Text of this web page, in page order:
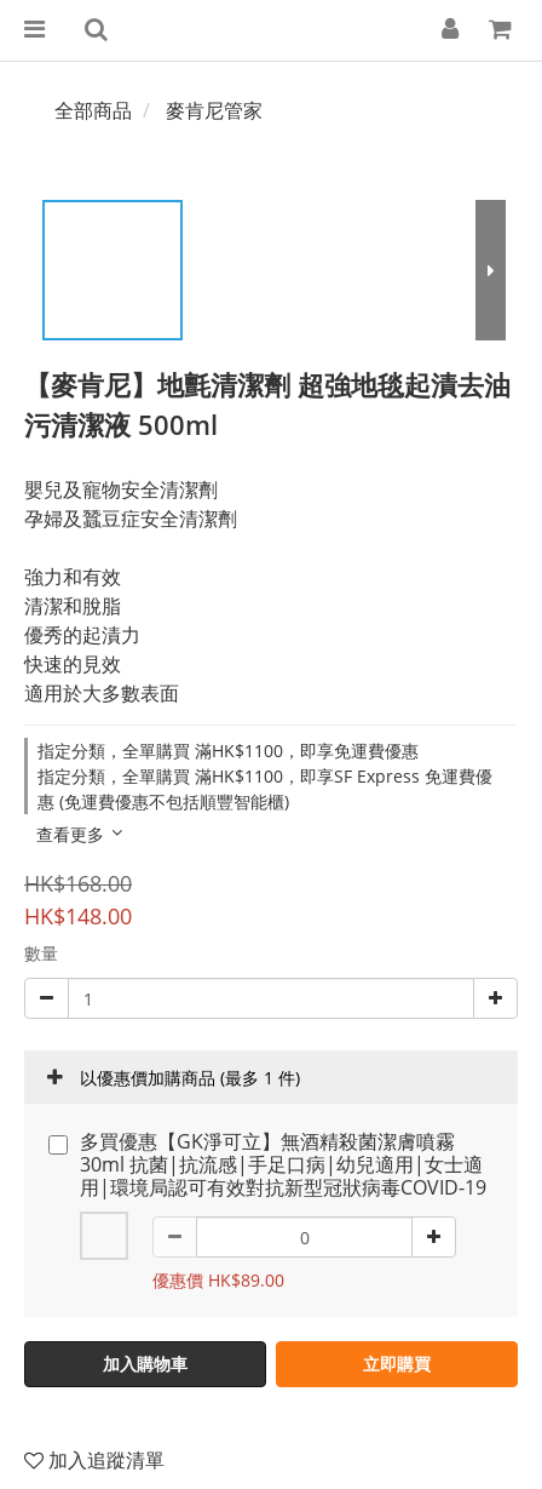
全部商品 麥肯尼管家
【麥肯尼】地氈清潔劑 超強地毯起漬去油
污清潔液 500ml
嬰兒及寵物安全清潔劑
孕婦及蠶豆症安全清潔劑
強力和有效
清潔和脫脂
優秀的起漬力
快速的見效
適用於大多數表面
指定分類，全單購買 滿HK$1100，即享免運費優惠
指定分類，全單購買 滿HK$1100，即享SF Express 免運費優
惠 (免運費優惠不包括順豐智能櫃)
查看更多
HK$168.00
HK$148.00
數量
以優惠價加購商品 (最多 1 件)
多買優惠【GK淨可立】無酒精殺菌潔膚噴霧
30ml 抗菌|抗流感|手足口病|幼兒適用|女士適
用|環境局認可有效對抗新型冠狀病毒COVID-19
優惠價 HK$89.00
加入購物車 立即購買
加入追蹤清單